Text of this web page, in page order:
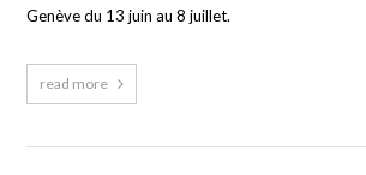
Genève du 13 juin au 8 juillet.
read more